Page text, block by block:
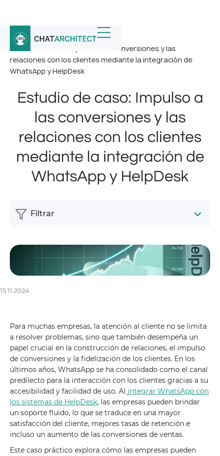
Inicio Noticias /
Estudio de caso: Impulso a las conversiones y las
relaciones con los clientes mediante la integración de
WhatsApp y HelpDesk
Estudio de caso: Impulso a
las conversiones y las
relaciones con los clientes
mediante la integración de
WhatsApp y HelpDesk
15.11.2024
Para muchas empresas, la atención al cliente no se limita
a resolver problemas, sino que también desempeña un
papel crucial en la construcción de relaciones, el impulso
de conversiones y la fidelización de los clientes. En los
últimos años, WhatsApp se ha consolidado como el canal
predilecto para la interacción con los clientes gracias a su
accesibilidad y facilidad de uso. Al integrar WhatsApp con
los sistemas de HelpDesk, las empresas pueden brindar
un soporte fluido, lo que se traduce en una mayor
satisfacción del cliente, mejores tasas de retención e
incluso un aumento de las conversiones de ventas.
Este caso práctico explora cómo las empresas pueden
Filtrar